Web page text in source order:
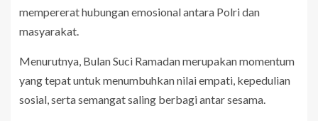
mempererat hubungan emosional antara Polri dan
masyarakat.
Menurutnya, Bulan Suci Ramadan merupakan momentum
yang tepat untuk menumbuhkan nilai empati, kepedulian
sosial, serta semangat saling berbagi antar sesama.